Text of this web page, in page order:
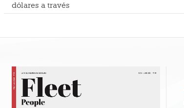
dólares a través